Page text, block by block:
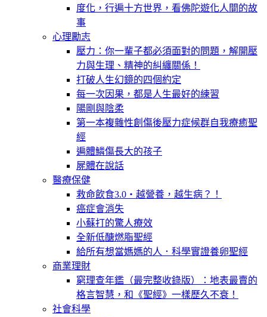
度化，行遍十方世界，看佛陀遊化人間的故
事
心理勵志
壓力：你一輩子都必須面對的問題，解開壓
力與生理、精神的糾纏關係！
打破人生幻鏡的四個約定
每一次因果，都是人生最好的練習
陽剛與陰柔
第一本複雜性創傷後壓力症候群自我療癒聖
經
遍體鱗傷長大的孩子
屍體在說話
醫療保健
救命飲食3.0‧越營養，越生病？！
癌症會消失
小蘇打的驚人療效
全新低醣燃脂聖經
給所有想當媽媽的人．科學實證養卵聖經
商業理財
窮理查年鑑（最完整收錄版）：地表最賣的
格言智慧，和《聖經》一樣歷久不衰！
社會科學